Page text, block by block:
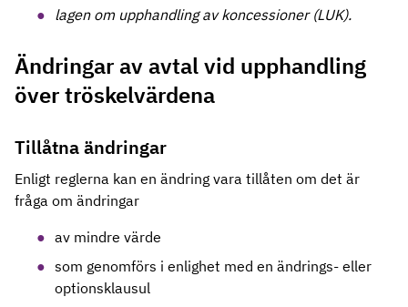
lagen om upphandling av koncessioner (LUK).
Ändringar av avtal vid upphandling
över tröskelvärdena
Tillåtna ändringar
Enligt reglerna kan en ändring vara tillåten om det är
fråga om ändringar
av mindre värde
som genomförs i enlighet med en ändrings- eller
optionsklausul